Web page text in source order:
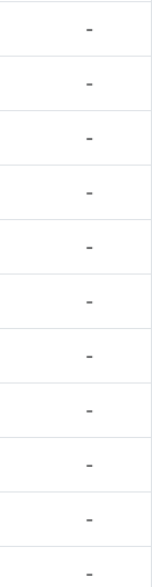
-
-
-
-
-
-
-
-
-
-
-